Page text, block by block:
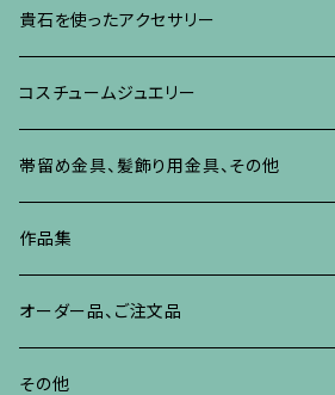
ブレスレット、その他
イヤリング、ピアス
ブローチ
イヤリング、ピアス
朴の木やポプラに蒔絵のアクセサリー
ブローチ
イヤリング・ピアス
その他の蒔絵のアクセサリー
ネックレス、ペンダント
リング
ブレスレット、バングル、その他
イヤリング、ピアス
ネックレス、ペンダント
リング
ブレスレット、バングル、その他
ブローチ
イヤリング、ピアス
ネックレス、ペンダント
ブレスレット、その他
リング
貴石を使ったアクセサリー
ブローチ
イヤリング、ピアス
ネックレス、ペンダント
リング
ブレスレット、バングル
コスチュームジュエリー
ブローチ
イヤリング、ピアス
ネックレス、ペンダント
リング
帯留め金具、髪飾り用金具、その他
作品集
オーダー品、ご注文品
その他